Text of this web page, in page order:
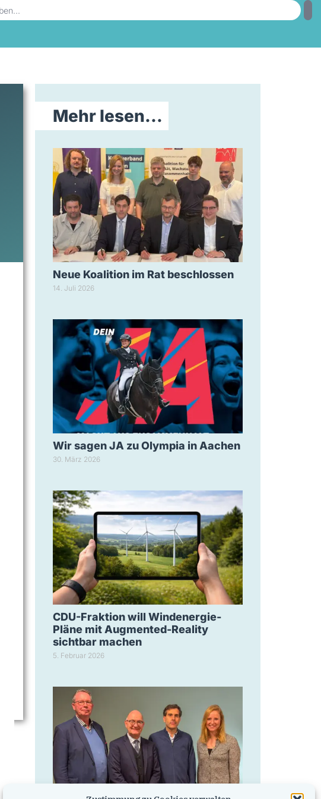
Mehr lesen...
Neue Koalition im Rat beschlossen
14. Juli 2026
Wir sagen JA zu Olympia in Aachen
30. März 2026
CDU-Fraktion will Windenergie-
Pläne mit Augmented-Reality
sichtbar machen
5. Februar 2026